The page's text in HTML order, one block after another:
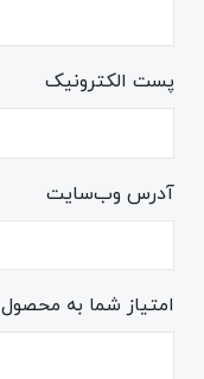
پست الکترونیک
آدرس وب‌سایت
امتیاز شما به محصول